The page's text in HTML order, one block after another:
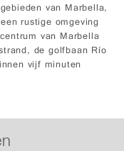
van Marbella,
rustige omgeving
van Marbella
de golfbaan Río
vijf minuten